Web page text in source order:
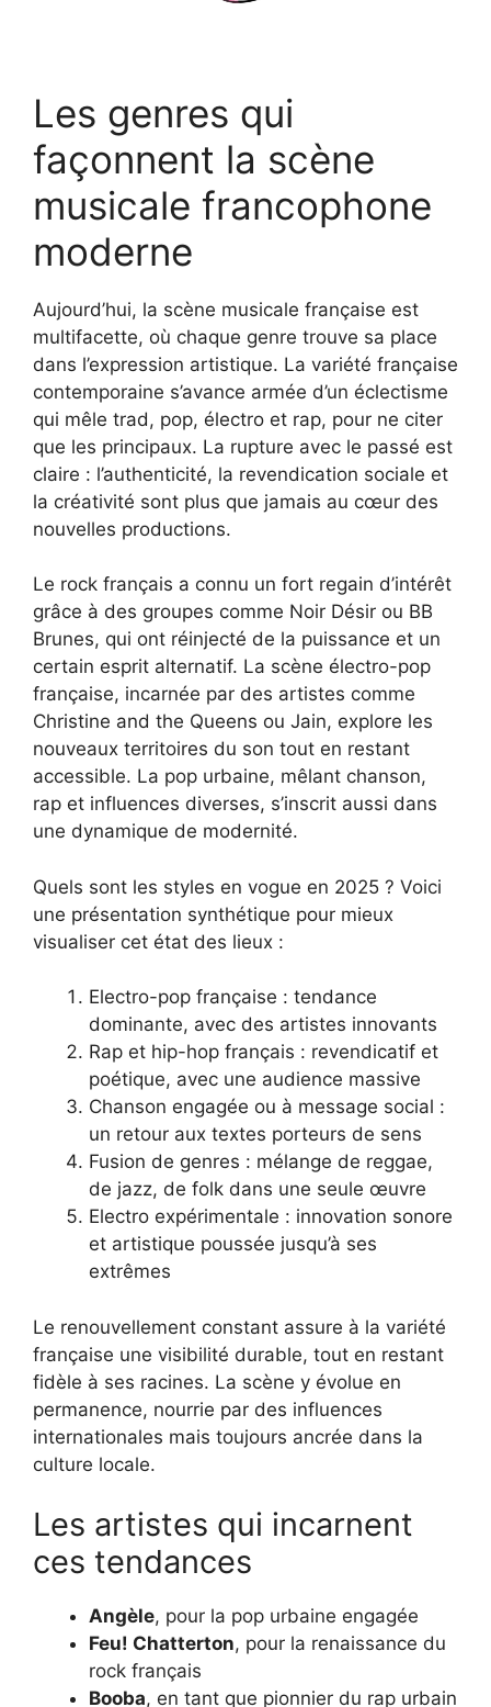
Les genres qui
façonnent la scène
musicale francophone
moderne
Aujourd’hui, la scène musicale française est
multifacette, où chaque genre trouve sa place
dans l’expression artistique. La variété française
contemporaine s’avance armée d’un éclectisme
qui mêle trad, pop, électro et rap, pour ne citer
que les principaux. La rupture avec le passé est
claire : l’authenticité, la revendication sociale et
la créativité sont plus que jamais au cœur des
nouvelles productions.
Le rock français a connu un fort regain d’intérêt
grâce à des groupes comme Noir Désir ou BB
Brunes, qui ont réinjecté de la puissance et un
certain esprit alternatif. La scène électro-pop
française, incarnée par des artistes comme
Christine and the Queens ou Jain, explore les
nouveaux territoires du son tout en restant
accessible. La pop urbaine, mêlant chanson,
rap et influences diverses, s’inscrit aussi dans
une dynamique de modernité.
Quels sont les styles en vogue en 2025 ? Voici
une présentation synthétique pour mieux
visualiser cet état des lieux :
Electro-pop française : tendance
dominante, avec des artistes innovants
Rap et hip-hop français : revendicatif et
poétique, avec une audience massive
Chanson engagée ou à message social :
un retour aux textes porteurs de sens
Fusion de genres : mélange de reggae,
de jazz, de folk dans une seule œuvre
Electro expérimentale : innovation sonore
et artistique poussée jusqu’à ses
extrêmes
Le renouvellement constant assure à la variété
française une visibilité durable, tout en restant
fidèle à ses racines. La scène y évolue en
permanence, nourrie par des influences
internationales mais toujours ancrée dans la
culture locale.
Les artistes qui incarnent
ces tendances
Angèle, pour la pop urbaine engagée
Feu! Chatterton, pour la renaissance du
rock français
Booba, en tant que pionnier du rap urbain